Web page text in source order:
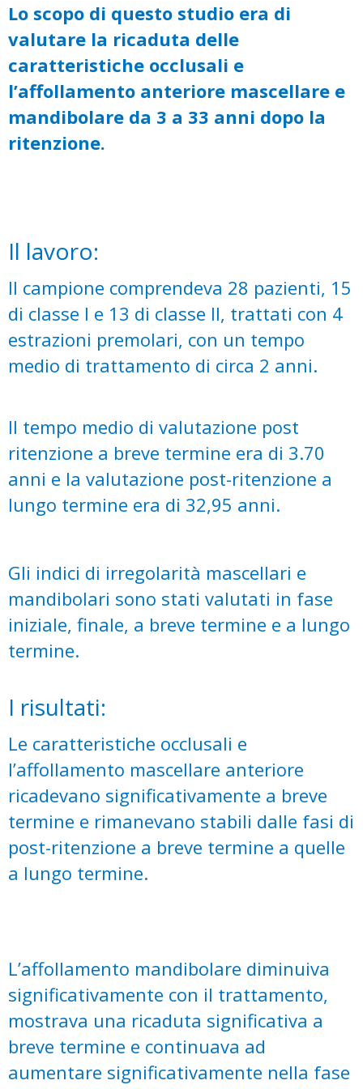
Lo scopo di questo studio era di
valutare la ricaduta delle
caratteristiche occlusali e
l’affollamento anteriore mascellare e
mandibolare da 3 a 33 anni dopo la
ritenzione.
Il lavoro:
Il campione comprendeva 28 pazienti, 15
di classe I e 13 di classe II, trattati con 4
estrazioni premolari, con un tempo
medio di trattamento di circa 2 anni.
Il tempo medio di valutazione post
ritenzione a breve termine era di 3.70
anni e la valutazione post-ritenzione a
lungo termine era di 32,95 anni.
Gli indici di irregolarità mascellari e
mandibolari sono stati valutati in fase
iniziale, finale, a breve termine e a lungo
termine.
I risultati:
Le caratteristiche occlusali e
l’affollamento mascellare anteriore
ricadevano significativamente a breve
termine e rimanevano stabili dalle fasi di
post-ritenzione a breve termine a quelle
a lungo termine.
L’affollamento mandibolare diminuiva
significativamente con il trattamento,
mostrava una ricaduta significativa a
breve termine e continuava ad
aumentare significativamente nella fase